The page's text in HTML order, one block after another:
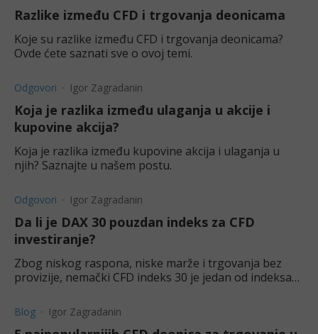
Razlike između CFD i trgovanja deonicama
Koje su razlike između CFD i trgovanja deonicama?
Ovde ćete saznati sve o ovoj temi.
Odgovori Igor Zagradanin
Koja je razlika između ulaganja u akcije i
kupovine akcija?
Koja je razlika između kupovine akcija i ulaganja u
njih? Saznajte u našem postu.
Odgovori Igor Zagradanin
Da li je DAX 30 pouzdan indeks za CFD
investiranje?
Zbog niskog raspona, niske marže i trgovanja bez
provizije, nemački CFD indeks 30 je jedan od indeksa
Blog Igor Zagradanin